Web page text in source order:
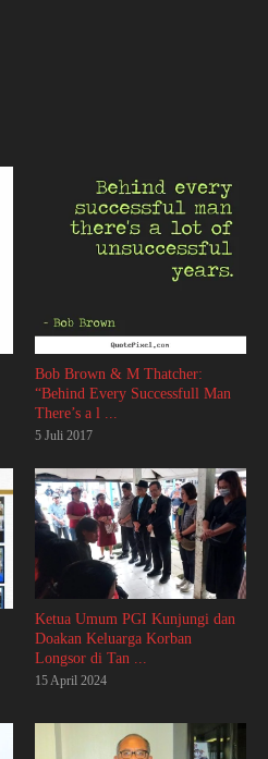
Bob Brown & M Thatcher:
“Behind Every Successfull Man
There’s a l ...
5 Juli 2017
Ketua Umum PGI Kunjungi dan
Doakan Keluarga Korban
Longsor di Tan ...
15 April 2024